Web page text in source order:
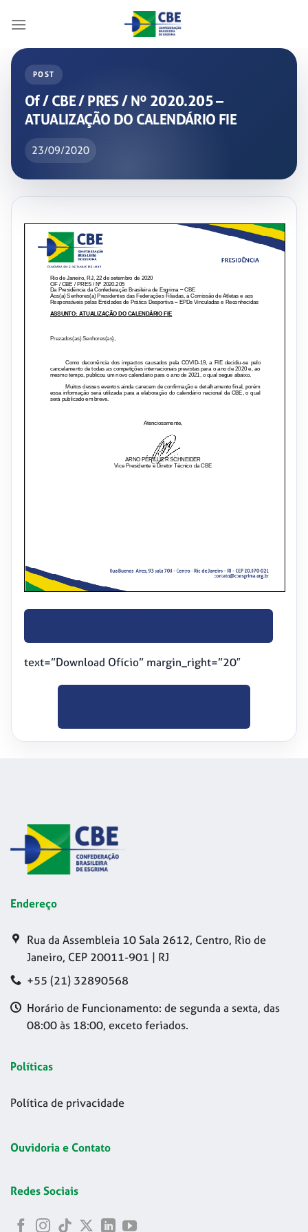
POST
Of / CBE / PRES / Nº 2020.205 –
ATUALIZAÇÃO DO CALENDÁRIO FIE
23/09/2020
text=”Download Ofício” margin_right=”20″
Endereço
Rua da Assembleia 10 Sala 2612, Centro, Rio de
Janeiro, CEP 20011-901 | RJ
+55 (21) 32890568
Horário de Funcionamento: de segunda a sexta, das
08:00 às 18:00, exceto feriados.
Políticas
Política de privacidade
Ouvidoria e Contato
Redes Sociais